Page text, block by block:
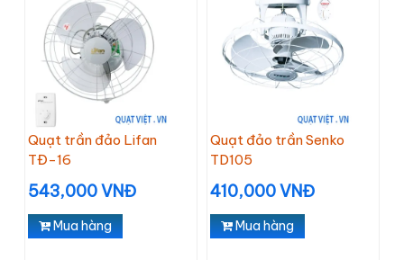
Quạt trần đảo Lifan
TĐ-16
543,000 VNĐ
Mua hàng
Quạt đảo trần Senko
TD105
410,000 VNĐ
Mua hàng